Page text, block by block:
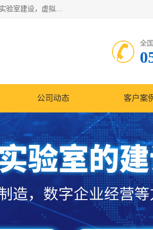
京创智业产品涵盖了多个领域，主要产品包括：工业4.0生产线解决方案，智慧物流综合实训室，教学设备与实验室建设，虚拟仿真实验室等。公司将秉持“创新、执着、诚信、共赢”的理念，以“将服务当作使命”为核心价值观，致力于为客户创造价值，与客户、合作伙伴和员工共同成长。
全
公司动态 客户案